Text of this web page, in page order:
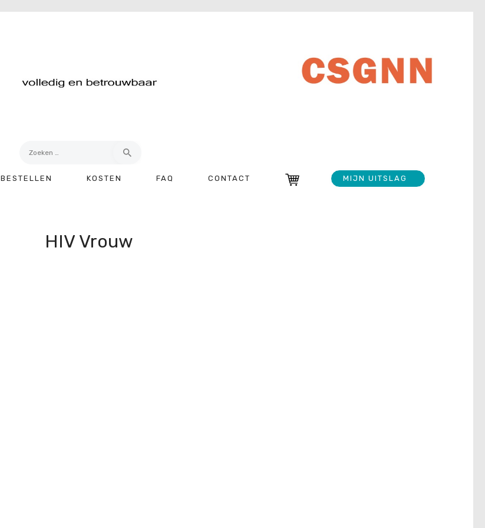
BESTELLEN KOSTEN FAQ CONTACT MIJN UITSLAG
HIV Vrouw